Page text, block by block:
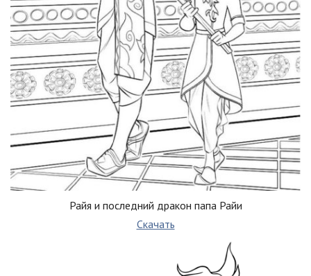
Райя и последний дракон папа Райи
Скачать